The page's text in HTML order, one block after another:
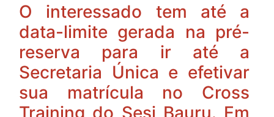
O interessado tem até a
data-limite gerada na pré-
reserva para ir até a
Secretaria Única e efetivar
sua matrícula no Cross
Training do Sesi Bauru. Em